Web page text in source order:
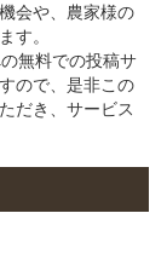
会や、農家様の
す。
無料での投稿サ
ので、是非この
だき、サービス